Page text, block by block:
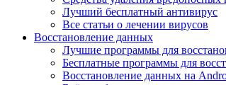
Лучший бесплатный антивирус
Все статьи о лечении вирусов
Восстановление данных
Лучшие программы для
Бесплатные программы для
Восстановление данных на